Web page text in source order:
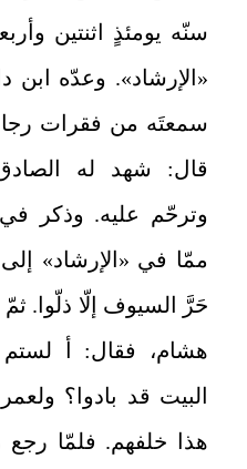
سنّه يومئذٍ اثنتين
«الإرشاد». وعدّه ابن
سمعتَه من فقرات
قال: شهد له الصادق
وترحّم عليه. وذكر
ممّا في «الإرشاد»
حَرَّ السيوف إلّا ذلّوا.
هشام، فقال: أ
البيت قد بادوا؟
هذا خلفهم. فلمّا رجع